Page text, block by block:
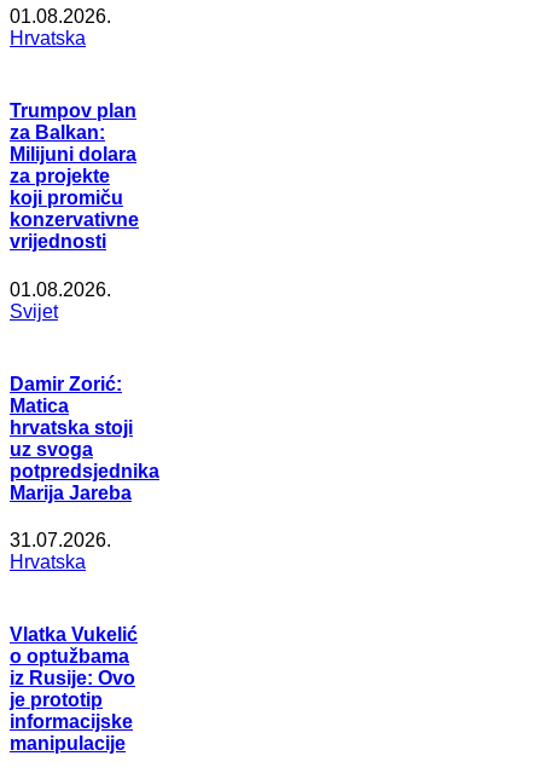
01.08.2026.
Hrvatska
Trumpov plan
za Balkan:
Milijuni dolara
za projekte
koji promiču
konzervativne
vrijednosti
01.08.2026.
Svijet
Damir Zorić:
Matica
hrvatska stoji
uz svoga
potpredsjednika
Marija Jareba
31.07.2026.
Hrvatska
Vlatka Vukelić
o optužbama
iz Rusije: Ovo
je prototip
informacijske
manipulacije